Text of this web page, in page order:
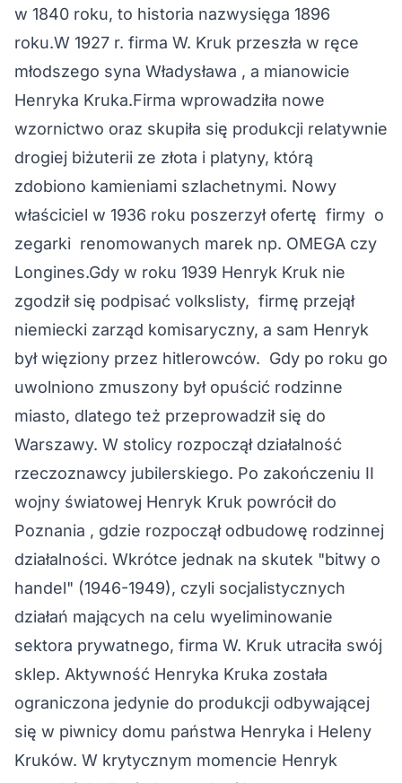
w 1840 roku, to historia nazwysięga 1896
roku.W 1927 r. firma W. Kruk przeszła w ręce
młodszego syna Władysława , a mianowicie
Henryka Kruka.Firma wprowadziła nowe
wzornictwo oraz skupiła się produkcji relatywnie
drogiej biżuterii ze złota i platyny, którą
zdobiono kamieniami szlachetnymi. Nowy
właściciel w 1936 roku poszerzył ofertę firmy o
zegarki renomowanych marek np. OMEGA czy
Longines.Gdy w roku 1939 Henryk Kruk nie
zgodził się podpisać volkslisty, firmę przejął
niemiecki zarząd komisaryczny, a sam Henryk
był więziony przez hitlerowców. Gdy po roku go
uwolniono zmuszony był opuścić rodzinne
miasto, dlatego też przeprowadził się do
Warszawy. W stolicy rozpoczął działalność
rzeczoznawcy jubilerskiego. Po zakończeniu II
wojny światowej Henryk Kruk powrócił do
Poznania , gdzie rozpoczął odbudowę rodzinnej
działalności. Wkrótce jednak na skutek "bitwy o
handel" (1946-1949), czyli socjalistycznych
działań mających na celu wyeliminowanie
sektora prywatnego, firma W. Kruk utraciła swój
sklep. Aktywność Henryka Kruka została
ograniczona jedynie do produkcji odbywającej
się w piwnicy domu państwa Henryka i Heleny
Kruków. W krytycznym momencie Henryk